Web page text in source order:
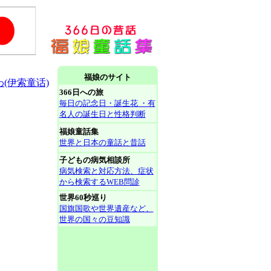
(伊索童话)
福娘のサイト
366日への旅
毎日の記念日・誕生花 ・有
名人の誕生日と性格判断
福娘童話集
世界と日本の童話と昔話
子どもの病気相談所
病気検索と対応方法、症状
から検索するWEB問診
世界60秒巡り
国旗国歌や世界遺産など、
世界の国々の豆知識